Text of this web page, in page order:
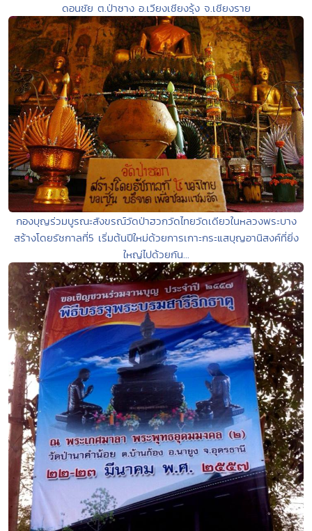
ดอนชัย ต.ป่าซาง อ.เวียงเชียงรุ้ง จ.เชียงราย
กองบุญร่วมบูรณะสังขรณ์วัดป่าฮวกวัดไทยวัดเดียวในหลวงพระบาง
สร้างโดยรัชกาลที่5 เริ่มต้นปีใหม่ด้วยการเกาะกระแสบุญอานิสงค์ที่ยิ่ง
ใหญ่ไปด้วยกัน...